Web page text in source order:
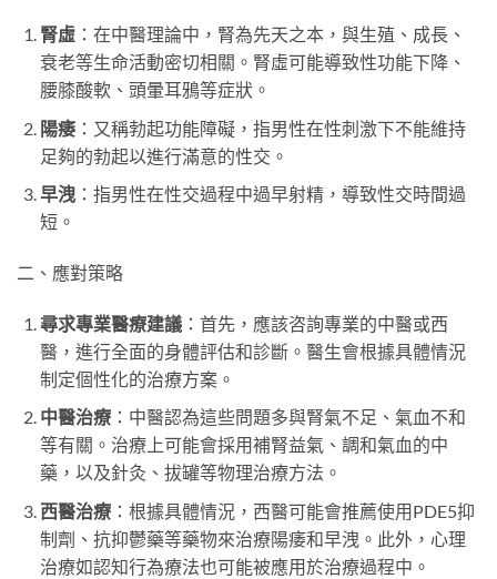
腎虛：在中醫理論中，腎為先天之本，與生殖、成長、
衰老等生命活動密切相關。腎虛可能導致性功能下降、
腰膝酸軟、頭暈耳鴉等症狀。
陽痿：又稱勃起功能障礙，指男性在性刺激下不能維持
足夠的勃起以進行滿意的性交。
早洩：指男性在性交過程中過早射精，導致性交時間過
短。
二、應對策略
尋求專業醫療建議：首先，應該咨詢專業的中醫或西
醫，進行全面的身體評估和診斷。醫生會根據具體情況
制定個性化的治療方案。
中醫治療：中醫認為這些問題多與腎氣不足、氣血不和
等有關。治療上可能會採用補腎益氣、調和氣血的中
藥，以及針灸、拔罐等物理治療方法。
西醫治療：根據具體情況，西醫可能會推薦使用PDE5抑
制劑、抗抑鬱藥等藥物來治療陽痿和早洩。此外，心理
治療如認知行為療法也可能被應用於治療過程中。